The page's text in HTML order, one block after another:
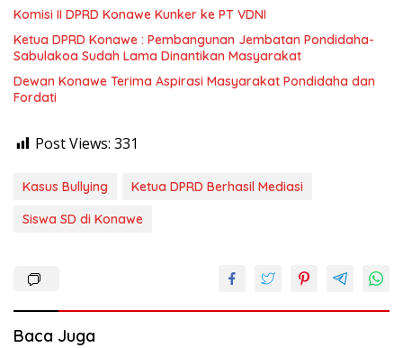
Komisi II DPRD Konawe Kunker ke PT VDNI
Ketua DPRD Konawe : Pembangunan Jembatan Pondidaha-
Sabulakoa Sudah Lama Dinantikan Masyarakat
Dewan Konawe Terima Aspirasi Masyarakat Pondidaha dan
Fordati
Post Views: 331
Kasus Bullying
Ketua DPRD Berhasil Mediasi
Siswa SD di Konawe
Baca Juga